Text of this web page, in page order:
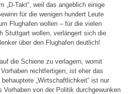
„D-Takt“, weil das angeblich einige
für die wenigen hundert Leute
Flughafen wollen – für die vielen
Stuttgart wollen, verlängert sich die
über den Flughafen deutlich!
die Schiene zu verlagern, womit
rechtfertigen, ist eher das
„Wirtschaftlichkeit“ ist nur
Vorhaben von der Politik durchgewunken